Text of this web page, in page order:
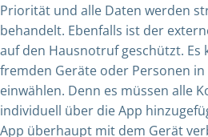
Priorität und alle Daten werden
behandelt. Ebenfalls ist der
auf den Hausnotruf geschützt. Es
fremden Geräte oder Personen
einwählen. Denn es müssen alle
individuell über die App
App überhaupt mit dem Gerät